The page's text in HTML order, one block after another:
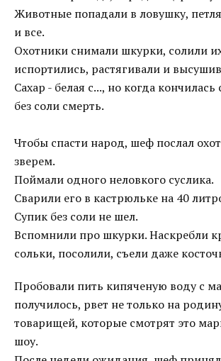
Животные попадали в ловушку, петля
и все.
Охотники снимали шкурки, солили
испортились, растягивали и
Сахар - белая с..., но когда
без соли смерть.
Чтобы спасти народ, шеф послал
зверем.
Поймали одного неловкого суслика.
Сварили его в кастрюльке на 40
Супик без соли не шел.
Вспомнили про шкурки. Наскребли
сольки, посолили, съели даже
Пробовали пить кипяченую воду с
получилось, рвет не только на
товарищей, которые смотрят это
шоу.